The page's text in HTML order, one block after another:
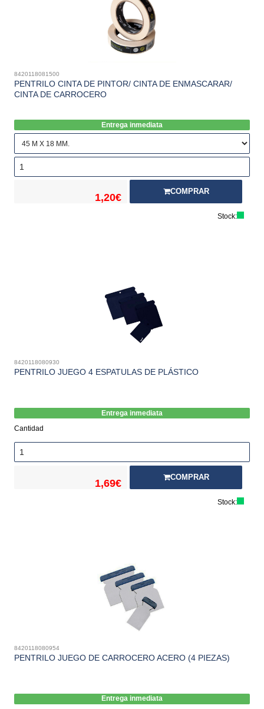
8420118081500
PENTRILO CINTA DE PINTOR/ CINTA DE ENMASCARAR/
CINTA DE CARROCERO
Entrega inmediata
1,20€
COMPRAR
Stock:
8420118080930
PENTRILO JUEGO 4 ESPATULAS DE PLÁSTICO
Entrega inmediata
Cantidad
1,69€
COMPRAR
Stock:
8420118080954
PENTRILO JUEGO DE CARROCERO ACERO (4 PIEZAS)
Entrega inmediata